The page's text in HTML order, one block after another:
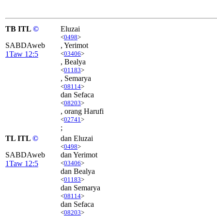
TB ITL ©
SABDAweb
1Taw 12:5
Eluzai
<0498>
, Yerimot
<03406>
, Bealya
<01183>
, Semarya
<08114>
dan Sefaca
<08203>
, orang Harufi
<02741 >
;
TL ITL ©
SABDAweb
1Taw 12:5
dan Eluzai
<0498>
dan Yerimot
<03406>
dan Bealya
<01183>
dan Semarya
<08114>
dan Sefaca
<08203>